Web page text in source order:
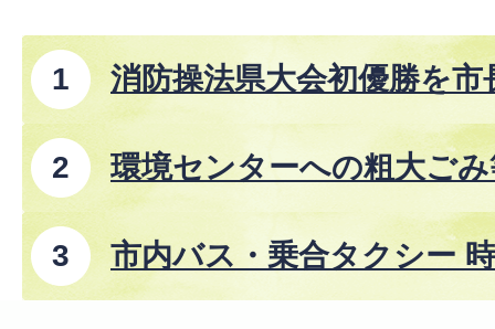
消防操法県大会初優勝を市
環境センターへの粗大ご
市内バス・乗合タクシー
8年8月1日改正)